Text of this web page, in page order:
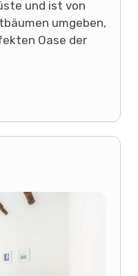
und ist von
umgeben,
Oase der